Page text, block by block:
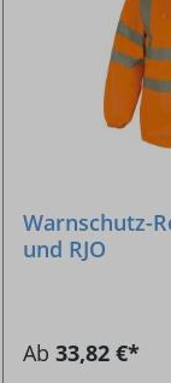
Warnschutz-
und RJO
Ab 33,82 €*